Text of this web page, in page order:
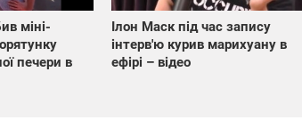
міні-
печери в
Ілон Маск під час запису
інтерв'ю курив марихуану в
ефірі – відео